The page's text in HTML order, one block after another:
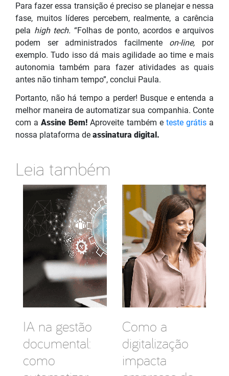
Para fazer essa transição é preciso se planejar e nessa
fase, muitos líderes percebem, realmente, a carência
pela high tech. “Folhas de ponto, acordos e arquivos
podem ser administrados facilmente on-line, por
exemplo. Tudo isso dá mais agilidade ao time e mais
autonomia também para fazer atividades as quais
antes não tinham tempo”, conclui Paula.
Portanto, não há tempo a perder! Busque e entenda a
melhor maneira de automatizar sua companhia. Conte
com aAssine Bem! Aproveite também e teste grátisa
nossa plataforma de assinatura digital.
Leia também
IA na gestão
documental:
como
Como a
digitalização
impacta